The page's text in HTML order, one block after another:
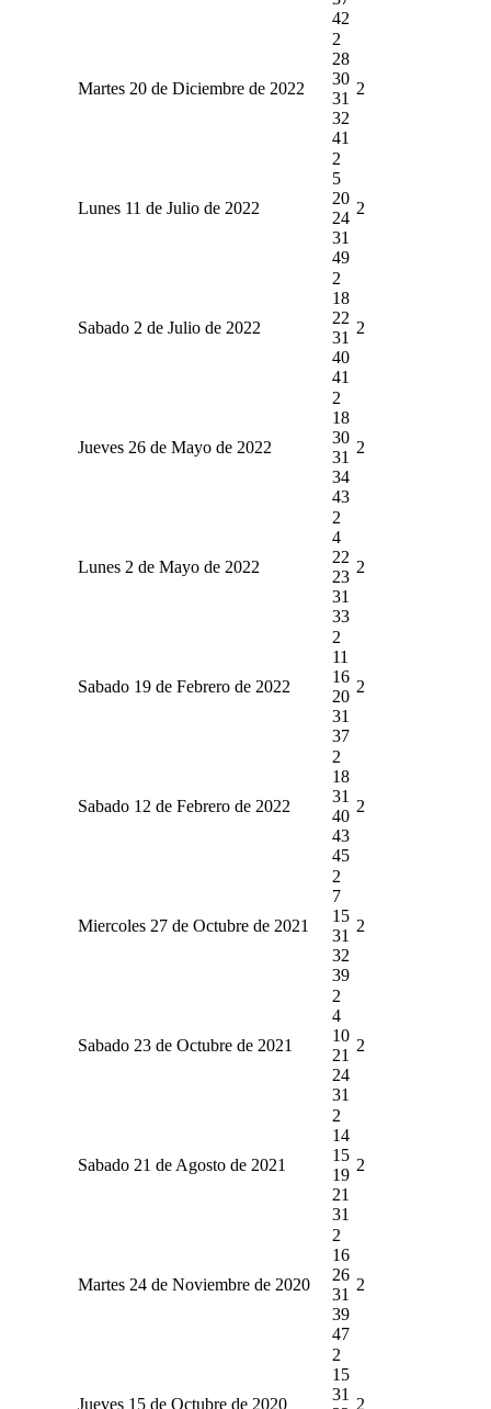
42
Martes 20 de Diciembre de 2022
2
28
30
31
32
41
2
Lunes 11 de Julio de 2022
2
5
20
24
31
49
2
Sabado 2 de Julio de 2022
2
18
22
31
40
41
2
Jueves 26 de Mayo de 2022
2
18
30
31
34
43
2
Lunes 2 de Mayo de 2022
2
4
22
23
31
33
2
Sabado 19 de Febrero de 2022
2
11
16
20
31
37
2
Sabado 12 de Febrero de 2022
2
18
31
40
43
45
2
Miercoles 27 de Octubre de 2021
2
7
15
31
32
39
2
Sabado 23 de Octubre de 2021
2
4
10
21
24
31
2
Sabado 21 de Agosto de 2021
2
14
15
19
21
31
2
Martes 24 de Noviembre de 2020
2
16
26
31
39
47
2
Jueves 15 de Octubre de 2020
2
15
31
2